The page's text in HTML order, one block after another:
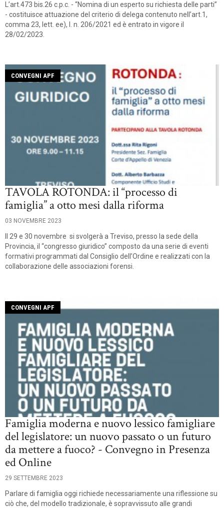
L’art.473 bis.26 c.p.c. - “Nomina di un esperto su richiesta delle parti”
- costituisce attuazione del criterio di delega contenuto nell’art.1,
comma 23, lett. ee), l. n. 206/2021 ed è entrato in vigore il
28/02/2023.
CONVEGNI APF
TAVOLA ROTONDA: il “processo di
famiglia” a otto mesi dalla riforma
03 NOVEMBRE 2023
Il 29 e 30 novembre si svolgerà a Treviso, presso la sede della
Provincia, il “congresso giuridico” composto da una serie di eventi
formativi programmati dal Consiglio dell’Ordine e realizzati con la
collaborazione delle associazioni forensi.
CONVEGNI APF
Famiglia moderna e nuovo lessico famigliare
del legislatore: un nuovo passato o un futuro
da mettere a fuoco? - Convegno in Presenza
ed Online
29 SETTEMBRE 2023
Parlare di famiglia oggi richiede necessariamente una riflessione su
ciò che, del modello tradizionale, è sopravvissuto alle grandi